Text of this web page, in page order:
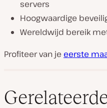
servers
Hoogwaardige
Wereldwijd bereik
Profiteer van je eerste